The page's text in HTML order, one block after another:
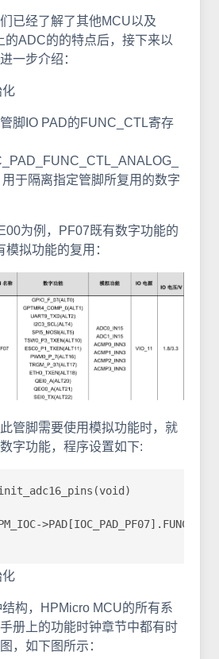
已经了解了其他MCU以及
的ADC的的特点后，接下来以
一步介绍：
化
脚IO PAD的FUNC_CTL寄存
用于隔离指定管脚所复用的数字
为例，PF07既有数字功能的
模拟功能的复用：
管脚需要使用模拟功能时，就
字功能，程序设置如下:
化
构，HPMicro MCU的所有系
册上的功能时钟章节中都有时
，如下图所示：